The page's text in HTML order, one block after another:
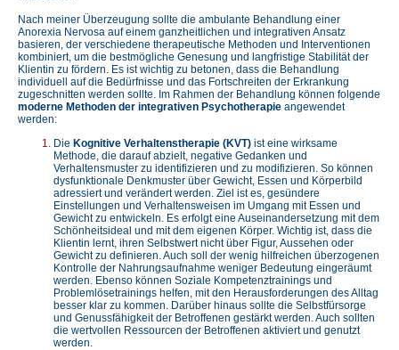
Nach meiner Überzeugung sollte die ambulante Behandlung einer
Anorexia Nervosa auf einem ganzheitlichen und integrativen Ansatz
basieren, der verschiedene therapeutische Methoden und Interventionen
kombiniert, um die bestmögliche Genesung und langfristige Stabilität der
Klientin zu fördern. Es ist wichtig zu betonen, dass die Behandlung
individuell auf die Bedürfnisse und das Fortschreiten der Erkrankung
zugeschnitten werden sollte. Im Rahmen der Behandlung können folgende
moderne Methoden der integrativen Psychotherapie angewendet
werden:
Die Kognitive Verhaltenstherapie (KVT) ist eine wirksame
Methode, die darauf abzielt, negative Gedanken und
Verhaltensmuster zu identifizieren und zu modifizieren. So können
dysfunktionale Denkmuster über Gewicht, Essen und Körperbild
adressiert und verändert werden. Ziel ist es, gesündere
Einstellungen und Verhaltensweisen im Umgang mit Essen und
Gewicht zu entwickeln. Es erfolgt eine Auseinandersetzung mit dem
Schönheitsideal und mit dem eigenen Körper. Wichtig ist, dass die
Klientin lernt, ihren Selbstwert nicht über Figur, Aussehen oder
Gewicht zu definieren. Auch soll der wenig hilfreichen überzogenen
Kontrolle der Nahrungsaufnahme weniger Bedeutung eingeräumt
werden. Ebenso können Soziale Kompetenztrainings und
Problemlösetrainings helfen, mit den Herausforderungen des Alltag
besser klar zu kommen. Darüber hinaus sollte die Selbstfürsorge
und Genussfähigkeit der Betroffenen gestärkt werden. Auch sollten
die wertvollen Ressourcen der Betroffenen aktiviert und genutzt
werden.